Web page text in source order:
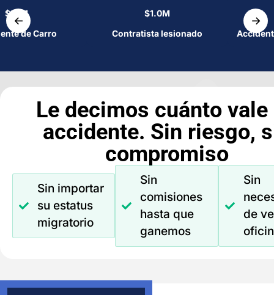
←
$1.1M
de Carro
$1.0M
Contratista lesionado
→
Le decimos cuánto vale
accidente. Sin riesgo,
compromiso
Sin importar
su estatus
migratorio
Sin
comisiones
hasta que
ganemos
Sin
de